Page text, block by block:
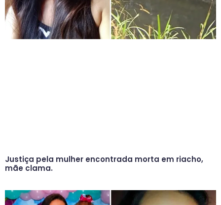
Justiça pela mulher encontrada morta em riacho,
mãe clama.